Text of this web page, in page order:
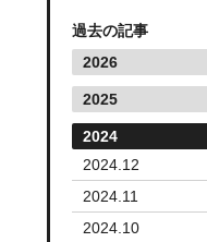
過去の記事
2026
2025
2024
2024.12
2024.11
2024.10